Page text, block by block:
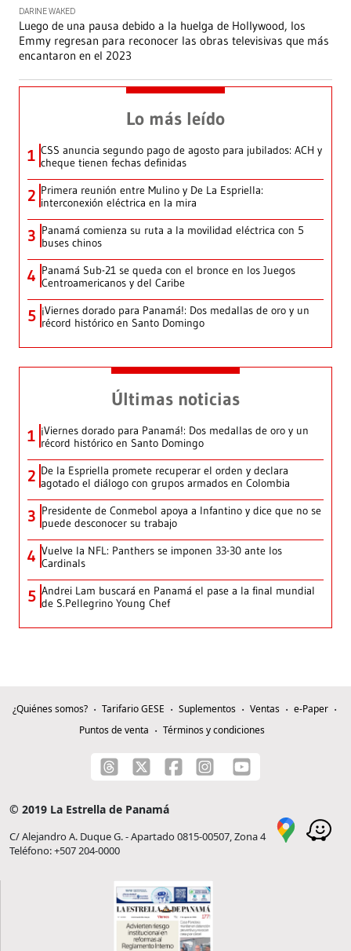
DARINE WAKED
Luego de una pausa debido a la huelga de Hollywood, los
Emmy regresan para reconocer las obras televisivas que más
encantaron en el 2023
Lo más leído
1 CSS anuncia segundo pago de agosto para jubilados: ACH y
cheque tienen fechas definidas
2 Primera reunión entre Mulino y De La Espriella:
interconexión eléctrica en la mira
3 Panamá comienza su ruta a la movilidad eléctrica con 5
buses chinos
4 Panamá Sub-21 se queda con el bronce en los Juegos
Centroamericanos y del Caribe
5 ¡Viernes dorado para Panamá!: Dos medallas de oro y un
récord histórico en Santo Domingo
Últimas noticias
1 ¡Viernes dorado para Panamá!: Dos medallas de oro y un
récord histórico en Santo Domingo
2 De la Espriella promete recuperar el orden y declara
agotado el diálogo con grupos armados en Colombia
3 Presidente de Conmebol apoya a Infantino y dice que no se
puede desconocer su trabajo
4 Vuelve la NFL: Panthers se imponen 33-30 ante los
Cardinals
5 Andrei Lam buscará en Panamá el pase a la final mundial
de S.Pellegrino Young Chef
¿Quiénes somos? Tarifario GESE Suplementos Ventas
e-Paper
Puntos de venta
Términos y condiciones
© 2019 La Estrella de Panamá
C/ Alejandro A. Duque G. - Apartado 0815-00507, Zona 4
Teléfono: +507 204-0000